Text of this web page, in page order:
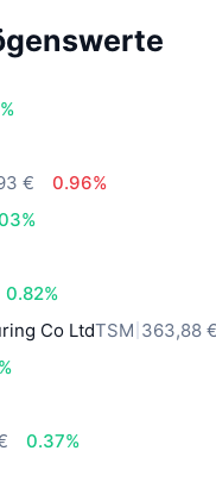
€
0.96%
0.82%
Co LtdTSM 363,88
0.37%